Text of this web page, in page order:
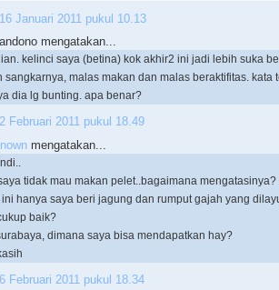
16 Januari 2011 pukul 10.13
mengatakan...
kelinci saya (betina) kok akhir2 ini jadi lebih suka
sangkarnya, malas makan dan malas beraktifitas. kata
dia lg bunting. apa benar?
2 Februari 2011 pukul 18.49
mengatakan...
tidak mau makan pelet..bagaimana mengatasinya?
hanya saya beri jagung dan rumput gajah yang
baik?
dimana saya bisa mendapatkan hay?
6 Februari 2011 pukul 18.34